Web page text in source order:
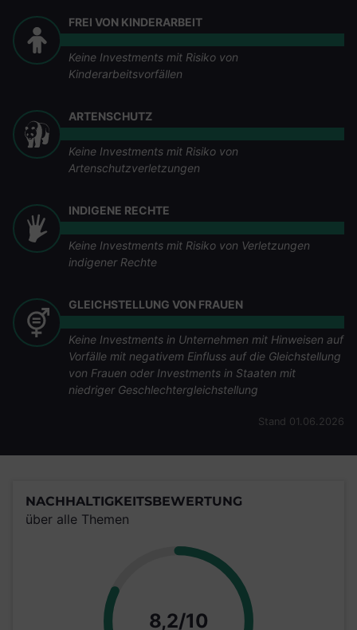
FREI VON KINDERARBEIT
Keine Investments mit Risiko von
Kinderarbeitsvorfällen
ARTENSCHUTZ
Keine Investments mit Risiko von
Artenschutzverletzungen
INDIGENE RECHTE
Keine Investments mit Risiko von Verletzungen
indigener Rechte
GLEICHSTELLUNG VON FRAUEN
Keine Investments in Unternehmen mit Hinweisen auf
Vorfälle mit negativem Einfluss auf die Gleichstellung
von Frauen oder Investments in Staaten mit
niedriger Geschlechtergleichstellung
Stand 01.06.2026
NACHHALTIGKEITSBEWERTUNG
über alle Themen
8,2/10 Punkte